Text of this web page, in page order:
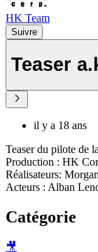
HK Team
Suivre
Teaser
il y a 18 ans
Teaser du pilote de
Production : HK
Réalisateurs:
Acteurs : Alban
Catégorie
🎥